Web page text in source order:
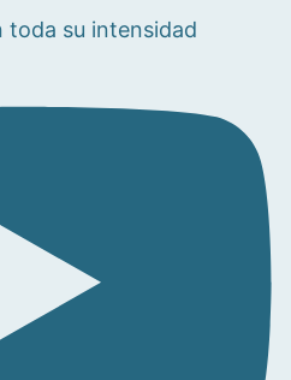
toda su intensidad